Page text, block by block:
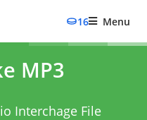
16 Menu
MP3
Interchage File